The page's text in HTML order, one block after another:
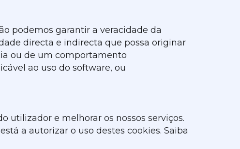
podemos garantir a veracidade da
directa e indirecta que possa originar
ou de um comportamento
ao uso do software, ou
utilizador e melhorar os nossos serviços.
a autorizar o uso destes cookies. Saiba